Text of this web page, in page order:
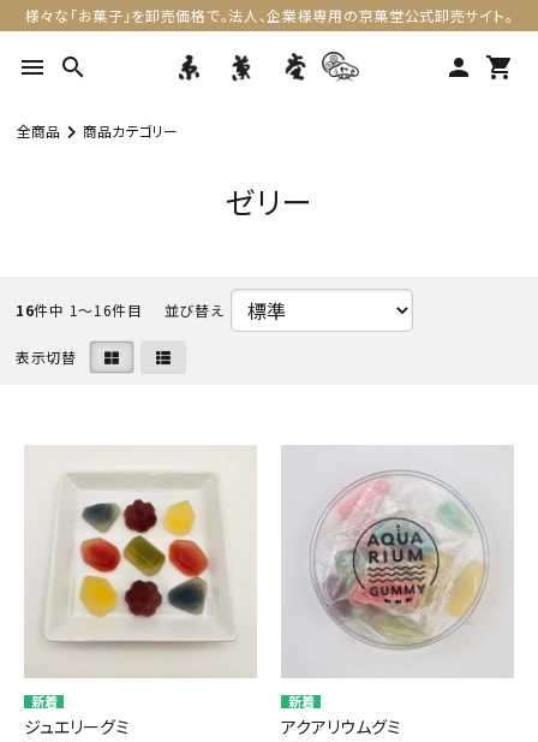
様々な「お菓子」を卸売価格で。法人、企業様専用の京菓堂公式卸売サイト。
menu search person shopping_cart
全商品 商品カテゴリー
ゼリー
16件中 1〜16件目
表示切替
ジュエリーグミ アクアリウムグミ